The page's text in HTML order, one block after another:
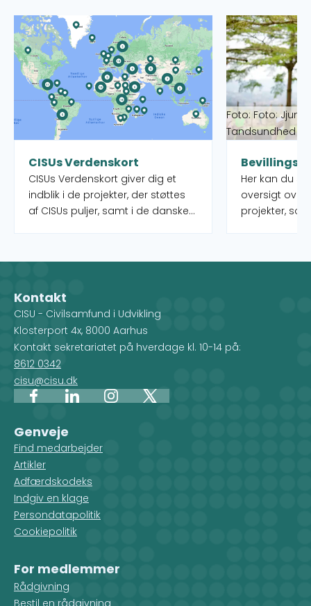
CISUs Verdenskort
CISUs Verdenskort giver dig et
indblik i de projekter, der støttes
af CISUs puljer, samt i de danske
Når du vælger et land på kortet,
forskellige projekter, men du ser
også, hvilke CISU-
medlemsorganisationer, der
arbejder i det pågældende land.
Læs mere om CISUs Verdenskort
Foto: Foto:
Tandsundhed
Her kan du
oversigt over
projekter,
kan desuden
Læs mere om
Kontakt
CISU - Civilsamfund i Udvikling
Klosterport 4x, 8000 Aarhus
Kontakt sekretariatet på hverdage kl. 10-14 på:
8612 0342
cisu@cisu.dk
FacebookLinkedInInstagram
X
Genveje
Find medarbejder
Artikler
Adfærdskodeks
Indgiv en klage
Persondatapolitik
Cookiepolitik
For medlemmer
Rådgivning
Bestil en rådgivning